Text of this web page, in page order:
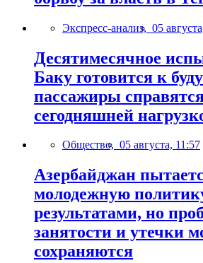
Экспресс-анализ, 05
Десятимесячное
Баку готовится к
пассажиры
сегодняшней
Общество, 05 августа, 11:57
Азербайджан
молодежную
результатами, но
занятости и утечки
сохраняются